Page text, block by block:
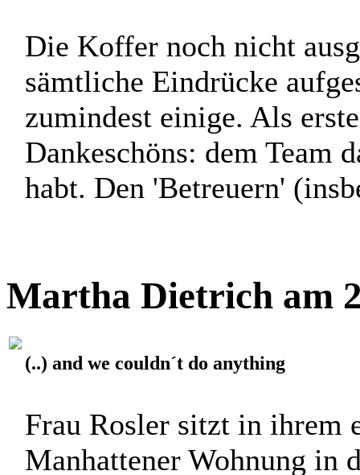
Die Koffer noch nicht
sämtliche Eindrücke
zumindest einige. Als
Dankeschöns: dem Team
habt. Den 'Betreuern'
Martha Dietrich am
(..) and we couldn´t do anything
Frau Rosler sitzt in ihrem
Manhattener Wohnung in